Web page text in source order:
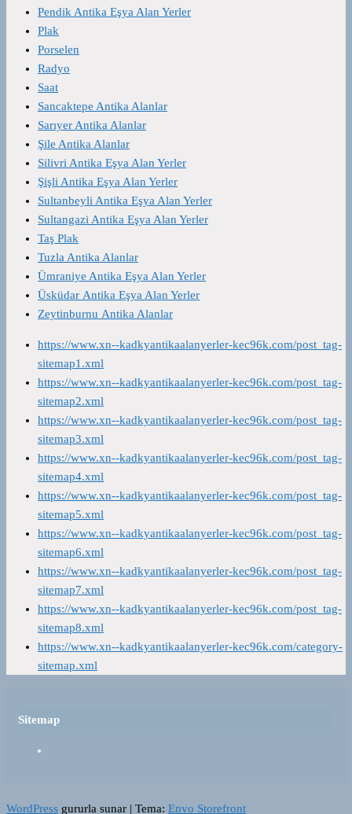
Pendik Antika Eşya Alan Yerler
Plak
Porselen
Radyo
Saat
Sancaktepe Antika Alanlar
Sarıyer Antika Alanlar
Şile Antika Alanlar
Silivri Antika Eşya Alan Yerler
Şişli Antika Eşya Alan Yerler
Sultanbeyli Antika Eşya Alan Yerler
Sultangazi Antika Eşya Alan Yerler
Taş Plak
Tuzla Antika Alanlar
Ümraniye Antika Eşya Alan Yerler
Üsküdar Antika Eşya Alan Yerler
Zeytinburnu Antika Alanlar
https://www.xn--kadkyantikaalanyerler-kec96k.com/post_tag-
sitemap1.xml
https://www.xn--kadkyantikaalanyerler-kec96k.com/post_tag-
sitemap2.xml
https://www.xn--kadkyantikaalanyerler-kec96k.com/post_tag-
sitemap3.xml
https://www.xn--kadkyantikaalanyerler-kec96k.com/post_tag-
sitemap4.xml
https://www.xn--kadkyantikaalanyerler-kec96k.com/post_tag-
sitemap5.xml
https://www.xn--kadkyantikaalanyerler-kec96k.com/post_tag-
sitemap6.xml
https://www.xn--kadkyantikaalanyerler-kec96k.com/post_tag-
sitemap7.xml
https://www.xn--kadkyantikaalanyerler-kec96k.com/post_tag-
sitemap8.xml
https://www.xn--kadkyantikaalanyerler-kec96k.com/category-
sitemap.xml
Sitemap
WordPress gururla sunar | Tema: Envo Storefront